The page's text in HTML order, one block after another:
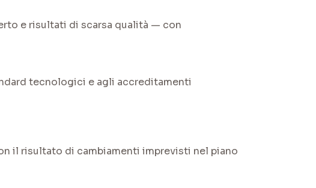
e risultati di scarsa qualità — con
tecnologici e agli accreditamenti
il risultato di cambiamenti imprevisti nel piano